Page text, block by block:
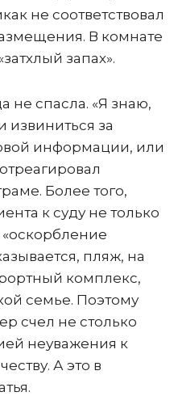
не соответствовал
В комнате
запах».
не спасла. «Я знаю,
извиниться за
информации, или
Более того,
к суду не только
«оскорбление
пляж, на
комплекс,
семье. Поэтому
счел не столько
неуважения к
А это в